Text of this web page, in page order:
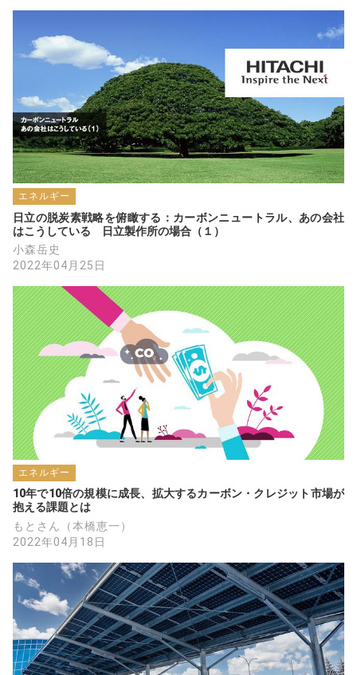
エネルギー
日立の脱炭素戦略を俯瞰する：カーボンニュートラル、あの会社
はこうしている　日立製作所の場合（１）
小森岳史
2022年04月25日
エネルギー
10年で10倍の規模に成長、拡大するカーボン・クレジット市場が
抱える課題とは
もとさん（本橋恵一）
2022年04月18日